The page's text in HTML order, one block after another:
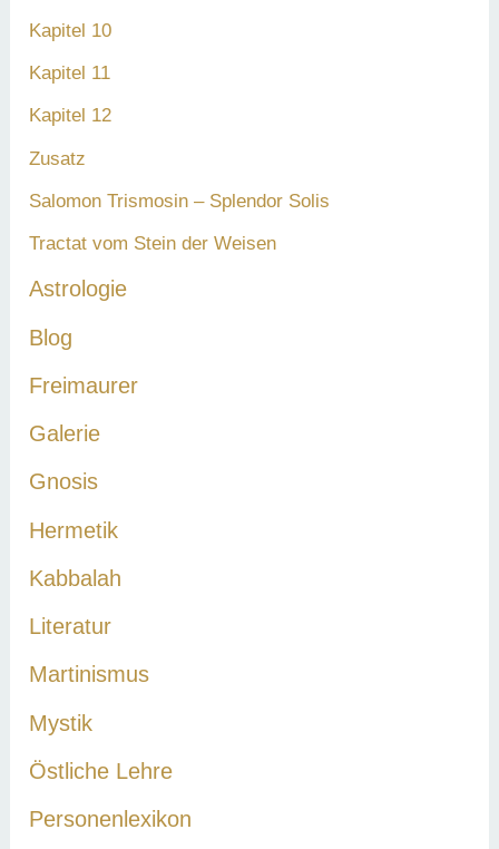
Kapitel 10
Kapitel 11
Kapitel 12
Zusatz
Salomon Trismosin – Splendor Solis
Tractat vom Stein der Weisen
Astrologie
Blog
Freimaurer
Galerie
Gnosis
Hermetik
Kabbalah
Literatur
Martinismus
Mystik
Östliche Lehre
Personenlexikon